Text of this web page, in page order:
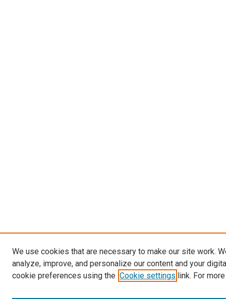
We use cookies that are necessary to make our site work.
analyze, improve, and personalize our content and your
cookie preferences using the Cookie settings link. For